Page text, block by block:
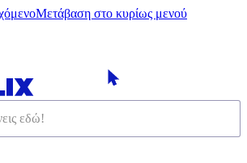
Μετάβαση στο κυρίως μενού